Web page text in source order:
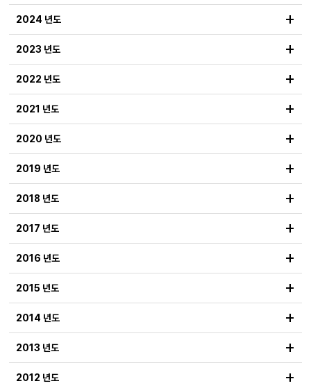
2024 년도 +
2023 년도 +
2022 년도 +
2021 년도 +
2020 년도 +
2019 년도 +
2018 년도 +
2017 년도 +
2016 년도 +
2015 년도 +
2014 년도 +
2013 년도 +
2012 년도 +